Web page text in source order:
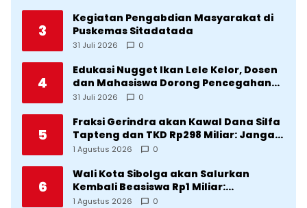
3
Kegiatan Pengabdian Masyarakat di
Puskemas Sitadatada
31 Juli 2026 0
4
Edukasi Nugget Ikan Lele Kelor, Dosen
dan Mahasiswa Dorong Pencegahan
Stunting di Desa Silangkitang
31 Juli 2026 0
5
Fraksi Gerindra akan Kawal Dana Silfa
Tapteng dan TKD Rp298 Miliar: Jangan
Sampai Pekerjaan Pusat dan Provinsi
1 Agustus 2026 0
6
Wali Kota Sibolga akan Salurkan
Kembali Beasiswa Rp1 Miliar:
Diproritaskan Mahasiswa Korban
1 Agustus 2026 0